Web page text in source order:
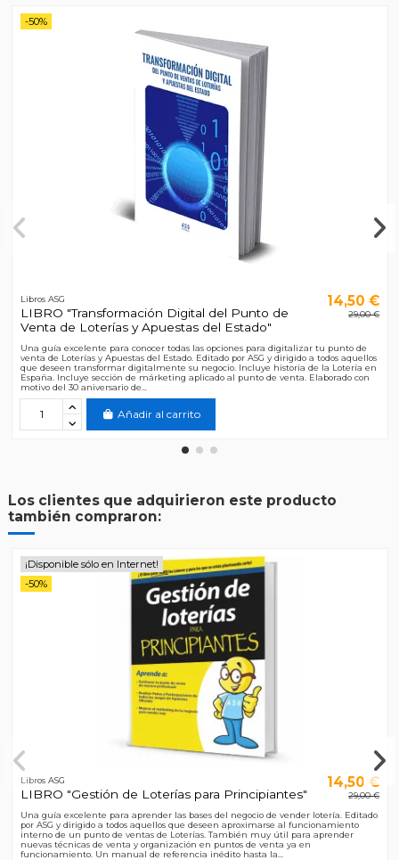
-50%
Libros ASG
LIBRO "Transformación Digital del Punto de
Venta de Loterías y Apuestas del Estado"
14,50 €
29,00 €
Una guía excelente para conocer todas las opciones para digitalizar tu punto de
venta de Loterías y Apuestas del Estado. Editado por ASG y dirigido a todos aquellos
que deseen transformar digitalmente su negocio. Incluye historia de la Lotería en
España. Incluye sección de márketing aplicado al punto de venta. Elaborado con
motivo del 30 aniversario de...
Añadir al carrito
Los clientes que adquirieron este producto
también compraron:
¡Disponible sólo en Internet!
-50%
Libros ASG
LIBRO "Gestión de Loterías para Principiantes"
14,50 €
29,00 €
Una guía excelente para aprender las bases del negocio de vender lotería. Editado
por ASG y dirigido a todos aquellos que deseen aproximarse al funcionamiento
interno de un punto de ventas de Loterías. También muy útil para aprender
nuevas técnicas de venta y organización en puntos de venta ya en
funcionamiento. Un manual de referencia inédito hasta la...